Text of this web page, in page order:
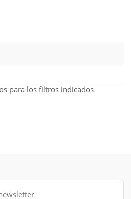
para los filtros indicados